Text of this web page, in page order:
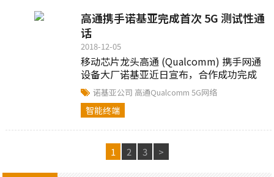
获成功的诺基亚云端协作中心（Cloud
Collaboration Hub...
高通携手诺基亚完成首次 5G 测试性通
话
2018-12-05
移动芯片龙头高通 (Qualcomm) 携手网通
设备大厂诺基亚近日宣布，合作成功完成
毫米波与 Sub-6 GHz 频谱的空中下载5G
NR 测试通话……
诺基亚公司 高通Qualcomm5G网络
智能终端
1 2 3 >